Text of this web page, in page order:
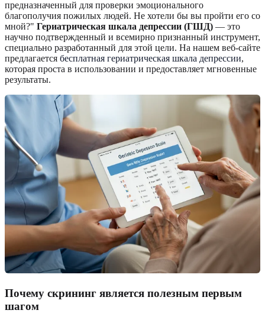
предназначенный для проверки эмоционального
благополучия пожилых людей. Не хотели бы вы пройти его со
мной?" Гериатрическая шкала депрессии (ГШД) — это
научно подтвержденный и всемирно признанный инструмент,
специально разработанный для этой цели. На нашем веб-сайте
предлагается бесплатная гериатрическая шкала депрессии,
которая проста в использовании и предоставляет мгновенные
результаты.
Почему скрининг является полезным первым
шагом